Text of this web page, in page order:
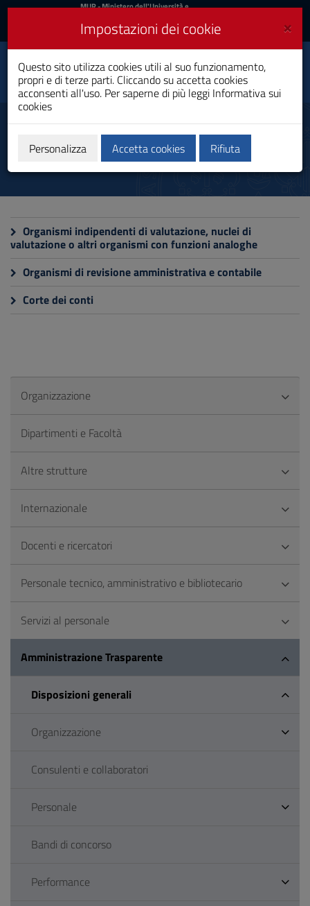
Vai
al
navigazione
sito
al
Footer
MIUR
Accedi
MUR- Ministero dell'Università e
Accedi UniCA News
Toggle
navigation
Università degli
Studi di Cagliari
Controlli e rilievi
sull'amministrazione
Organismi indipendenti di valutazione, nuclei di
valutazione o altri organismi con funzioni analoghe
Organismi di revisione amministrativa e contabile
Corte dei conti
Organizzazione
Dipartimenti e Facoltà
Altre strutture
Internazionale
Docenti e ricercatori
Personale tecnico, amministrativo e bibliotecario
Servizi al personale
Amministrazione Trasparente
Disposizioni generali
Organizzazione
Consulenti e collaboratori
Personale
Bandi di concorso
Performance
×
Impostazioni dei cookie
Questo sito utilizza cookies utili al suo funzionamento,
propri e di terze parti. Cliccando su accetta cookies
acconsenti all'uso. Per saperne di più leggi Informativa sui
cookies
Personalizza Accetta cookies Rifiuta